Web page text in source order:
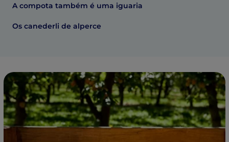
A compota também é uma iguaria
Os canederli de alperce